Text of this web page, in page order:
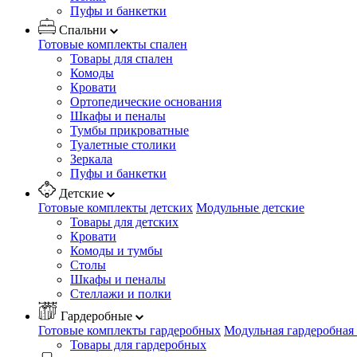
Пуфы и банкетки
Спальни
Готовые комплекты спален
Товары для спален
Комоды
Кровати
Ортопедические основания
Шкафы и пеналы
Тумбы прикроватные
Туалетные столики
Зеркала
Пуфы и банкетки
Детские
Готовые комплекты детских Модульные детские
Товары для детских
Кровати
Комоды и тумбы
Столы
Шкафы и пеналы
Стеллажи и полки
Гардеробные
Готовые комплекты гардеробных Модульная
Товары для гардеробных